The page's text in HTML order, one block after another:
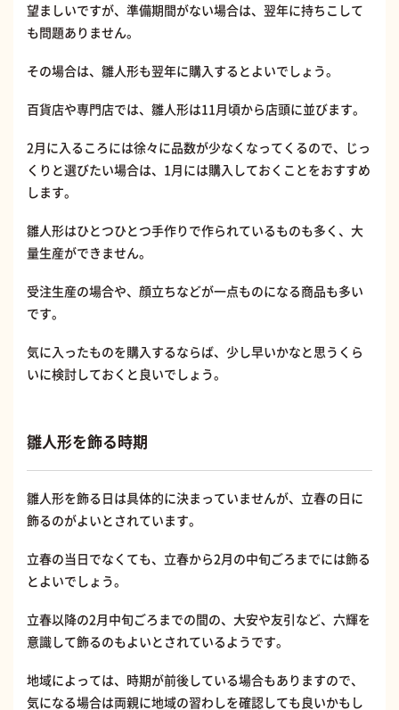
望ましいですが、準備期間がない場合は、翌年に持ちこして
も問題ありません。
その場合は、雛人形も翌年に購入するとよいでしょう。
百貨店や専門店では、雛人形は11月頃から店頭に並びます。
2月に入るころには徐々に品数が少なくなってくるので、じっ
くりと選びたい場合は、1月には購入しておくことをおすすめ
します。
雛人形はひとつひとつ手作りで作られているものも多く、大
量生産ができません。
受注生産の場合や、顔立ちなどが一点ものになる商品も多い
です。
気に入ったものを購入するならば、少し早いかなと思うくら
いに検討しておくと良いでしょう。
雛人形を飾る時期
雛人形を飾る日は具体的に決まっていませんが、立春の日に
飾るのがよいとされています。
立春の当日でなくても、立春から2月の中旬ごろまでには飾る
とよいでしょう。
立春以降の2月中旬ごろまでの間の、大安や友引など、六輝を
意識して飾るのもよいとされているようです。
地域によっては、時期が前後している場合もありますので、
気になる場合は両親に地域の習わしを確認しても良いかもし